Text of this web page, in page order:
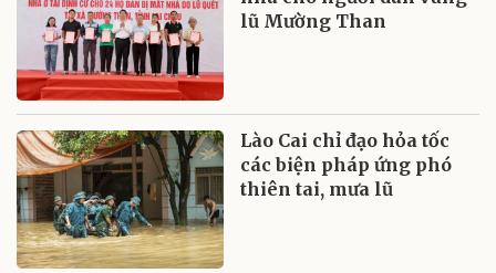
lũ Mường Than
Lào Cai chỉ đạo hỏa tốc
các biện pháp ứng phó
thiên tai, mưa lũ